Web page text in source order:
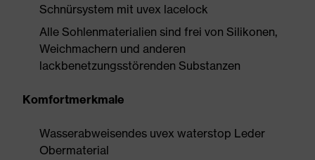
Schnürsystem mit uvex lacelock
Alle Sohlenmaterialien sind frei von Silikonen,
Weichmachern und anderen
lackbenetzungsstörenden Substanzen
Komfortmerkmale
Wasserabweisendes uvex waterstop Leder
Obermaterial